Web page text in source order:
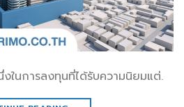
ในการลงทุนที่ได้รับความนิยมแต่.